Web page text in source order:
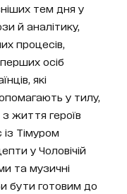
тем дня у
й аналітику,
процесів,
осіб
які
у тилу,
життя героїв
Тімуром
у Чоловічій
та музичні
бути готовим до